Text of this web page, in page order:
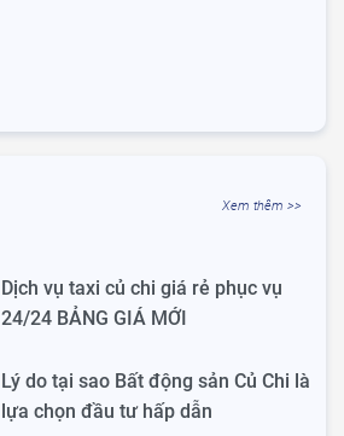
Xem thêm >>
Dịch vụ taxi củ chi giá rẻ phục vụ
24/24 BẢNG GIÁ MỚI
Lý do tại sao Bất động sản Củ Chi là
lựa chọn đầu tư hấp dẫn